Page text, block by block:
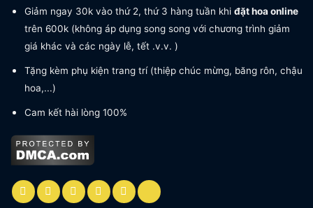
Giảm ngay 30k vào thứ 2, thứ 3 hàng tuần khi đặt hoa online
trên 600k (không áp dụng song song với chương trình giảm
giá khác và các ngày lễ, tết .v.v. )
Tặng kèm phụ kiện trang trí (thiệp chúc mừng, băng rôn, chậu
hoa,...)
Cam kết hài lòng 100%